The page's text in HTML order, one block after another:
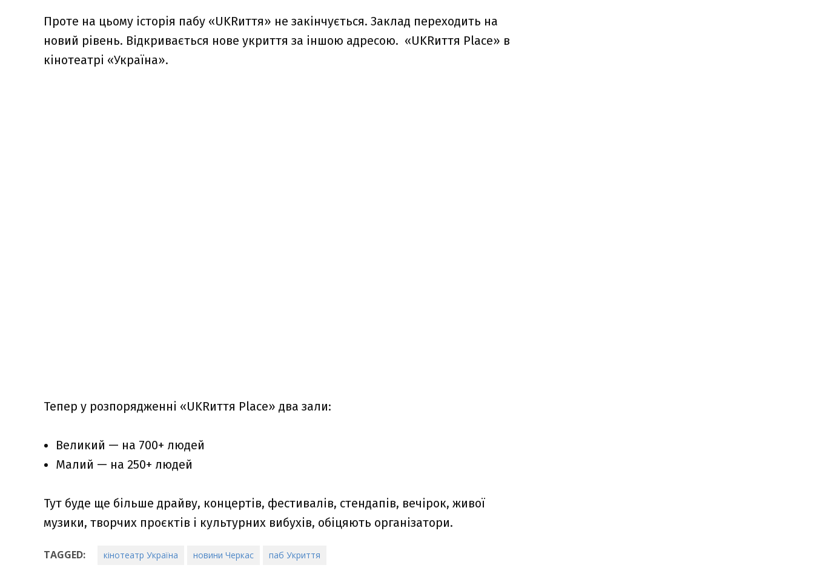
Проте на цьому історія пабу «UKRиття» не закінчується. Заклад переходить на
новий рівень. Відкривається нове укриття за іншою адресою. «UKRиття Place» в
кінотеатрі «Україна».
Тепер у розпорядженні «UKRиття Place» два зали:
Великий — на 700+ людей
Малий — на 250+ людей
Тут буде ще більше драйву, концертів, фестивалів, стендапів, вечірок, живої
музики, творчих проєктів і культурних вибухів, обіцяють організатори.
TAGGED: кінотеатр Україна новини Черкас паб Укриття